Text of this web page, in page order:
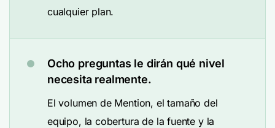
cualquier plan.
Ocho preguntas le dirán qué nivel
necesita realmente.
El volumen de Mention, el tamaño del
equipo, la cobertura de la fuente y la